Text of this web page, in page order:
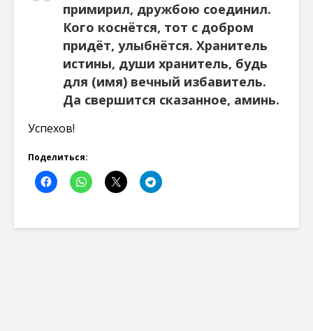
примирил, дружбою соединил.
Кого коснётся, тот с добром
придёт, улыбнётся. Хранитель
истины, души хранитель, будь
для (имя) вечный избавитель.
Да свершится сказанное, аминь.
Успехов!
Поделиться: